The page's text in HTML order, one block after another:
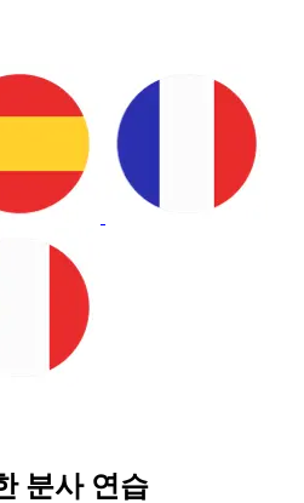
분사 연습